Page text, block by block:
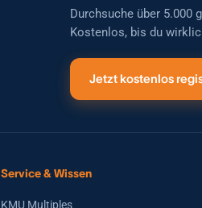
Durchsuche über 5.000
Kostenlos, bis du
Jetzt kostenlos
Service & Wissen
KMU Multiples